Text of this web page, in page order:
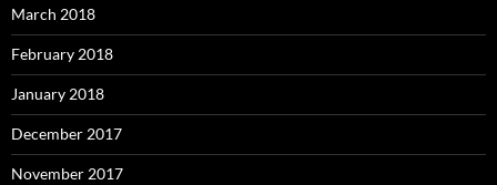
March 2018
February 2018
January 2018
December 2017
November 2017